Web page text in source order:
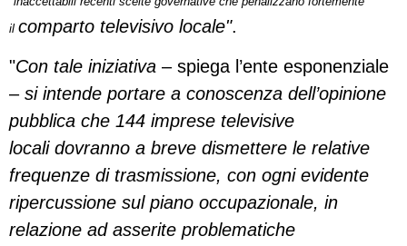
il comparto televisivo locale".
"Con tale iniziativa – spiega l’ente esponenziale
–si intende portare a conoscenza dell’opinione
pubblica che 144 imprese televisive
locali dovranno a breve dismettere le relative
frequenze di trasmissione, con ogni evidente
ripercussione sul piano occupazionale, in
relazione ad asserite problematiche